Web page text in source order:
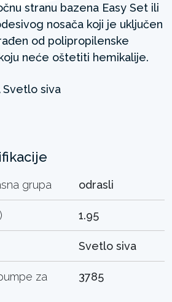
stranu bazena Easy Set ili
nosača koji je uključen
od polipropilenske
neće oštetiti hemikalije.
Svetlo siva
grupa odrasli
1.95
Svetlo siva
za
3785